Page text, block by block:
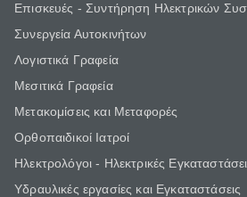
Επισκευές - Συντήρηση Ηλεκτρικών
Συνεργεία Αυτοκινήτων
Λογιστικά Γραφεία
Μεσιτικά Γραφεία
Μετακομίσεις και Μεταφορές
Ορθοπαιδικοί Ιατροί
Ηλεκτρολόγοι - Ηλεκτρικές
Υδραυλικές εργασίες και Εγκαταστάσεις